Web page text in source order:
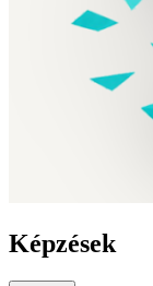
Képzések